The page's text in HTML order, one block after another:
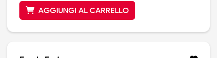
AGGIUNGI AL CARRELLO